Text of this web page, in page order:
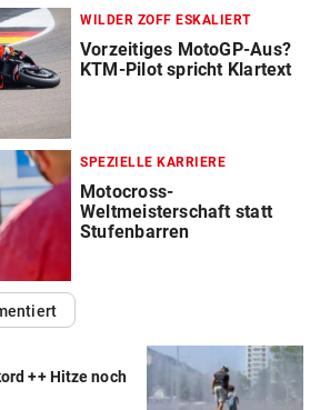
WILDER ZOFF ESKALIERT
Vorzeitiges MotoGP-Aus?
KTM-Pilot spricht Klartext
SPEZIELLE KARRIERE
Motocross-
Weltmeisterschaft statt
Stufenbarren
++ Hitze noch